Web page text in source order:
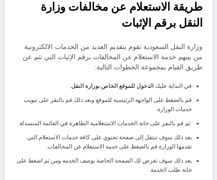
طريقة الاستعلام عن مخالفات وزارة
النقل برقم الإثبات
وزارة النقل السعودية تقوم بتقديم العديد من الخدمات الالكترونية
من بينهم خدمة الاستعلام عن المخالفات برقم الإثبات التي تتم عن
طريق القيام بمجموعة الخطوات التالية:
في البداية عليك الدخول للموقع الخاص بوزارة النقل.
قم بالضغط على الواجهة الرئيسية للموقع وبعد ذلك قم بالنقر على تبويب
خدمات الوزارة.
ثم قم بالنقر على خانة الخدمات الاستعلامية الظاهرة في القائمة المنسدلة.
بعد ذلك سوف تنتقل إلى صفحة تحتوي على كافة خدمات الاستعلام التي
تقدمها الوزارة قم بالضغط على خدمة الاستعلام عن المخالفات.
بعد ذلك سوف تعرض لك الصفحة الخاصة بوصف الخدمة ومن ثم اضغط على
خانة طلب الخدمة.